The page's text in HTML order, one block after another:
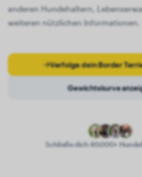
anderen Hundehaltern,
weiteren nützlichen Informationen.
Verfolge dein Border
Gewichtskurve
Schließe dich 40.000+